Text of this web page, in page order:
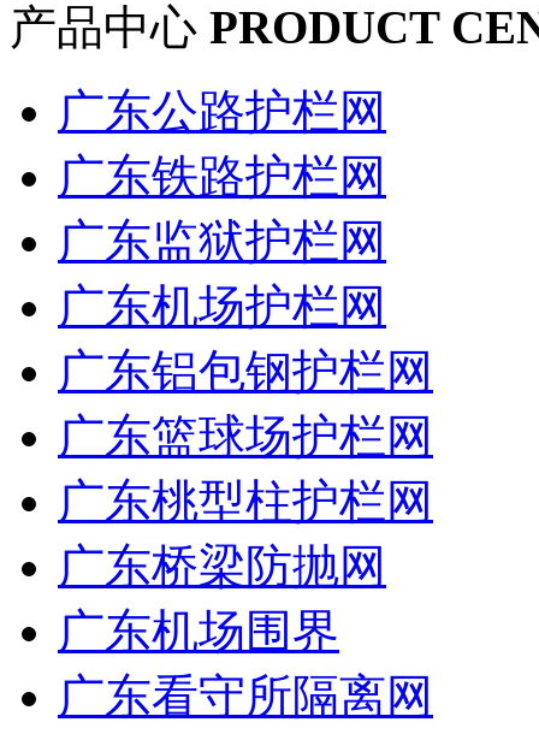
产品中心 PRODUCT
广东公路护栏网
广东铁路护栏网
广东监狱护栏网
广东机场护栏网
广东铝包钢护栏网
广东篮球场护栏网
广东桃型柱护栏网
广东桥梁防抛网
广东机场围界
广东看守所隔离网